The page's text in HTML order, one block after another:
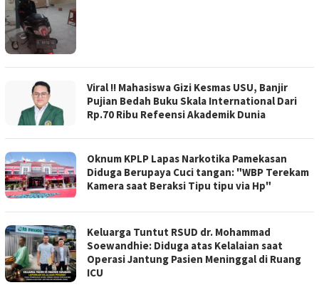
Viral !! Mahasiswa Gizi Kesmas USU, Banjir
Pujian Bedah Buku Skala International Dari
Rp.70 Ribu Refeensi Akademik Dunia
Oknum KPLP Lapas Narkotika Pamekasan
Diduga Berupaya Cuci tangan: "WBP Terekam
Kamera saat Beraksi Tipu tipu via Hp"
Keluarga Tuntut RSUD dr. Mohammad
Soewandhie: Diduga atas Kelalaian saat
Operasi Jantung Pasien Meninggal di Ruang
ICU